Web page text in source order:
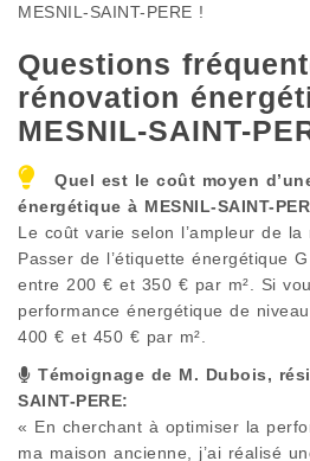
MESNIL-SAINT-PERE !
Questions
rénovation
MESNIL-SAINT-
Quel est le coût moyen
énergétique à MESNIL-SAINT-
Le coût varie selon l’ampleur de la
Passer de l’étiquette énergétique
entre 200 € et 350 € par m². Si
performance énergétique de
400 € et 450 € par m².
Témoignage de M. Dubois,
SAINT-PERE:
« En cherchant à optimiser la
ma maison ancienne, j’ai réalisé